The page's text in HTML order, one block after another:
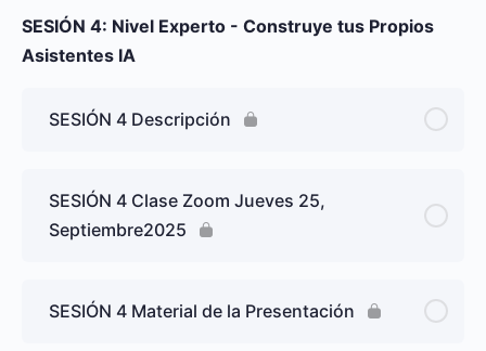
SESIÓN 4: Nivel Experto - Construye tus Propios
Asistentes IA
SESIÓN 4 Descripción
SESIÓN 4 Clase Zoom Jueves 25,
Septiembre2025
SESIÓN 4 Material de la Presentación